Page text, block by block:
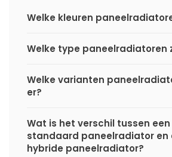
Welke kleuren
Welke type paneelradiatoren
Welke varianten
er?
Wat is het verschil tussen een
standaard paneelradiator en
hybride paneelradiator?